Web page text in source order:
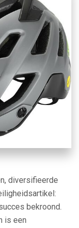
diversifieerde
bekroond.
is een